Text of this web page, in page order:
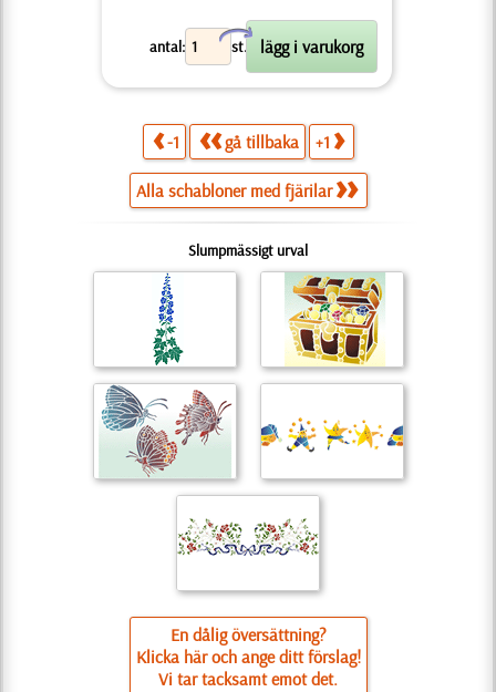
antal: st.
X
-1 gå tillbaka +1
Alla schabloner med fjärilar
Slumpmässigt urval
En dålig översättning?
Klicka här och ange ditt förslag!
Vi tar tacksamt emot det.